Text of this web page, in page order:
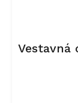
Vestavná